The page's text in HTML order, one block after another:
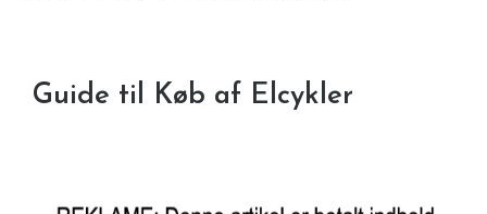
Guide til Køb af Elcykler